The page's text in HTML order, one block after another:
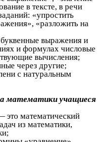
в тексте, в речи
«упростить
«разложить на
выражения и
и формулах числовые
вычисления;
через другие;
с натуральным
математики учащиеся
это математический
из математики,